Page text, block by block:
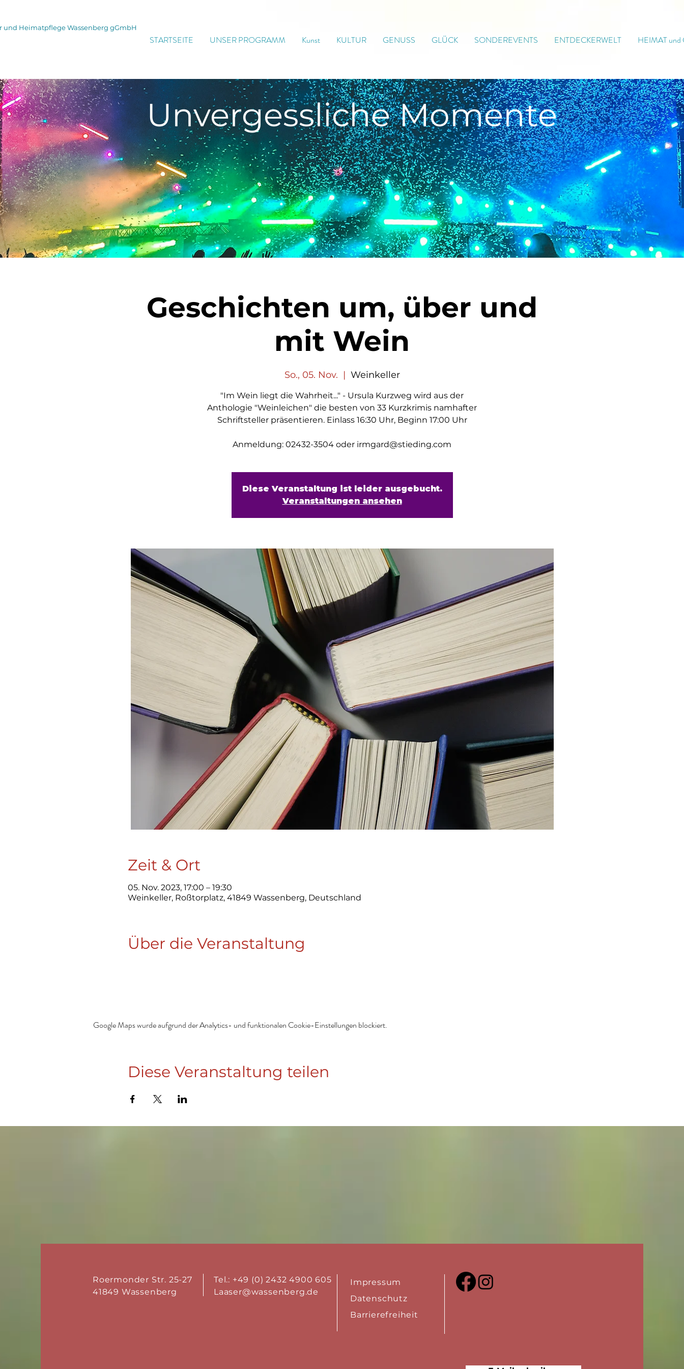
und Heimatpflege Wassenberg gGmbH
STARTSEITE UNSER PROGRAMM Kunst KULTUR GENUSS GLÜCK SONDEREVENTS ENTDECKERWELT HEIMAT
UnvergesslicheMomente
Geschichten um, über und
mit Wein
So., 05. Nov.
  |
Weinkeller
"Im Wein liegt die Wahrheit..." - Ursula Kurzweg wird aus der
Anthologie "Weinleichen" die besten von 33 Kurzkrimis namhafter
Schriftsteller präsentieren. Einlass 16:30 Uhr, Beginn 17:00 Uhr
Anmeldung: 02432-3504 oder irmgard@stieding.com
Diese Veranstaltung ist leider ausgebucht.
Veranstaltungen ansehen
Zeit & Ort
05. Nov. 2023, 17:00 – 19:30
Weinkeller, Roßtorplatz, 41849 Wassenberg, Deutschland
Über die Veranstaltung
Google Maps wurde aufgrund der Analytics- und funktionalen Cookie-Einstellungen blockiert.
Diese Veranstaltung teilen
Roermonder Str. 25-27
41849 Wassenberg
Tel.: +49 (0) 2432 4900 605
Laaser@wassenberg.de
Impressum
Datenschutz
Barrierefreiheit